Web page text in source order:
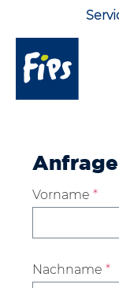
Zum Hauptinhalt
Vorname *
Nachname *